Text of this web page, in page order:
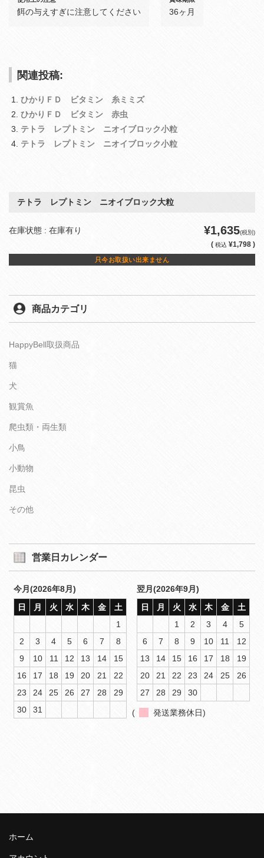
餌の与えすぎに注意してください 36ヶ月
関連投稿:
ひかりＦＤ ビタミン 糸ミミズ
ひかりＦＤ ビタミン 赤虫
テトラ レプトミン ニオイブロック小粒
テトラ レプトミン ニオイブロック小粒
テトラ レプトミン ニオイブロック大粒
在庫状態 : 在庫有り ¥1,635(税別)
( 税込 ¥1,798 )
只今お取扱い出来ません
商品カテゴリ
HappyBell取扱商品
猫
犬
観賞魚
爬虫類・両生類
小鳥
小動物
昆虫
その他
営業日カレンダー
今月(2026年8月)
日
月 火 水 木 金
土
1
2
3 4 5 6 7
8
9
10 11 12 13 14
15
16
17 18 19 20 21
22
23
24 25 26 27 28
29
30
31
翌月(2026年9月)
日
月 火 水 木 金
土
1
2 3 4
5
6
7 8 9 10 11
12
13
14 15 16 17 18
19
20
21 22 23 24 25
26
27
28 29 30
( 発送業務休日)
ホーム